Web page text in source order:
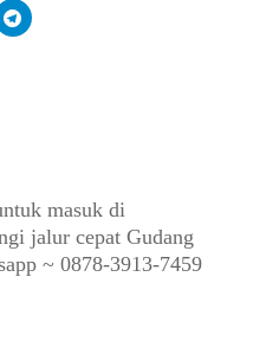
masuk di
jalur cepat Gudang
~ 0878-3913-7459